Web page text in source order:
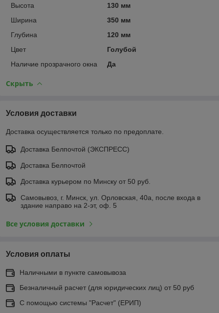
Высота
130 мм
Ширина
350 мм
Глубина
120 мм
Цвет
Голубой
Наличие прозрачного окна
Да
Скрыть
Условия доставки
Доставка осуществляется только по предоплате.
Доставка Белпочтой (ЭКСПРЕСС)
Доставка Белпочтой
Доставка курьером по Минску от 50 руб.
Самовывоз, г. Минск, ул. Орловская, 40а, после входа в
здание направо на 2-эт, оф. 5
Все условия доставки
Условия оплаты
Наличными в пункте самовывоза
Безналичный расчет (для юридических лиц) от 50 руб
С помощью системы "Расчет" (ЕРИП)